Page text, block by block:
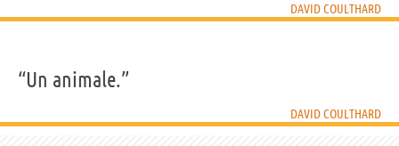
DAVID COULTHARD
“Un animale.”
DAVID COULTHARD